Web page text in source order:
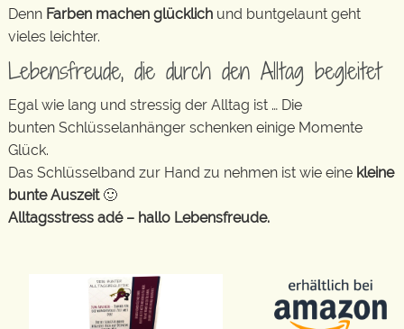
Denn Farben machen glücklich und buntgelaunt geht
vieles leichter.
Lebensfreude, die durch den Alltag begleitet
Egal wie lang und stressig der Alltag ist … Die
bunten Schlüsselanhänger schenken einige Momente
Glück.
Das Schlüsselband zur Hand zu nehmen ist wie eine kleine
bunte Auszeit🙂
Alltagsstress adé – hallo Lebensfreude.